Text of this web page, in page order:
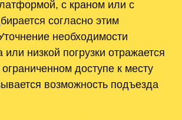
с краном или с
согласно этим
необходимости
низкой погрузки отражается
доступе к месту
возможность подъезда